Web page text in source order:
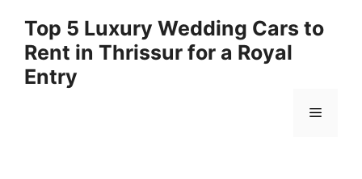
content
Top 5 Luxury Wedding Cars to
Rent in Thrissur for a Royal
Entry
Menu